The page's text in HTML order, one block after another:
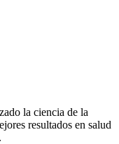
la ciencia de la
resultados en salud